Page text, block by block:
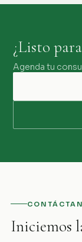
¿Listo
Agenda tu
Iniciemos